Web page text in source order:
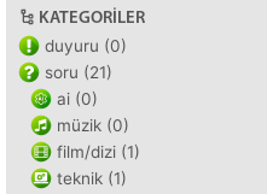
KATEGORILER
duyuru (0)
soru (21)
ai (0)
müzik (0)
film/dizi (1)
teknik (1)